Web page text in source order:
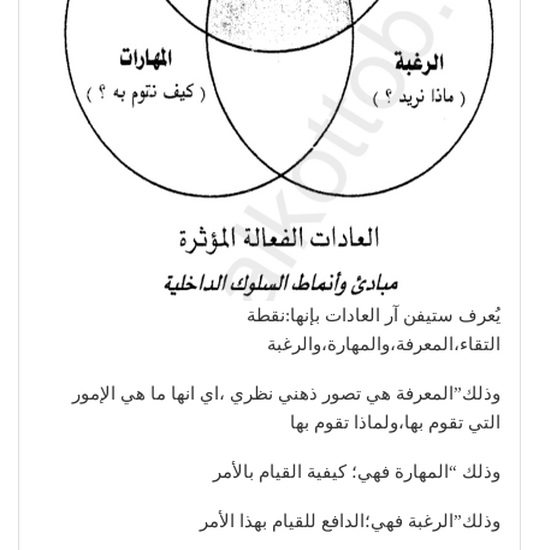
يُعرف ستيفن آر العادات بإنها:نقطة
التقاء،المعرفة،والمهارة،والرغبة
وذلك”المعرفة هي تصور ذهني نظري ،اي انها ما هي الإمور
التي تقوم بها،ولماذا تقوم بها
وذلك “المهارة فهي؛ كيفية القيام بالأمر
وذلك”الرغبة فهي؛الدافع للقيام بهذا الأمر